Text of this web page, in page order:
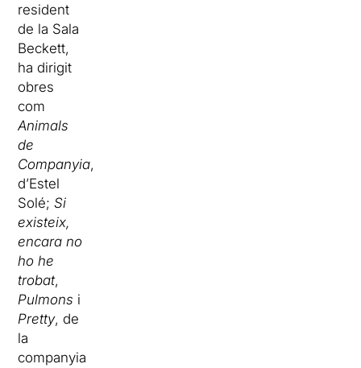
resident
de la Sala
Beckett,
ha dirigit
obres
com
Animals
de
Companyia,
d’Estel
Solé;Si
existeix,
encara no
ho he
trobat,
Pulmons i
Pretty, de
la
companyia